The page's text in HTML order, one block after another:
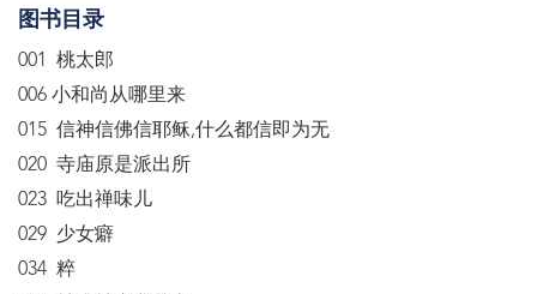
图书目录
001 桃太郎
006 小和尚从哪里来
015 信神信佛信耶稣,什么都信即为无
020 寺庙原是派出所
023 吃出禅味儿
029 少女癖
034 粹